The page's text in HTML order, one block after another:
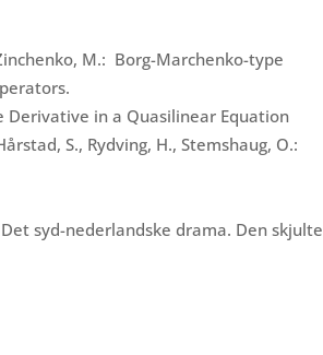
M.: Borg-Marchenko-type
Derivative in a Quasilinear Equation
S., Rydving, H., Stemshaug, O.:
syd-nederlandske drama. Den skjulte